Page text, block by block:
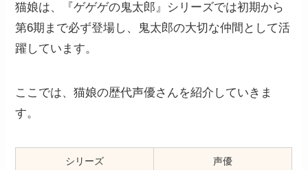
猫娘は、『ゲゲゲの鬼太郎』シリーズでは初期から
第6期まで必ず登場し、鬼太郎の大切な仲間として活
躍しています。
ここでは、猫娘の歴代声優さんを紹介していきま
す。
シリーズ 声優